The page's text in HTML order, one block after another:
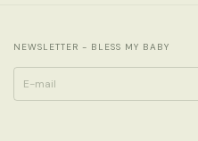
NEWSLETTER - BLESS MY BABY